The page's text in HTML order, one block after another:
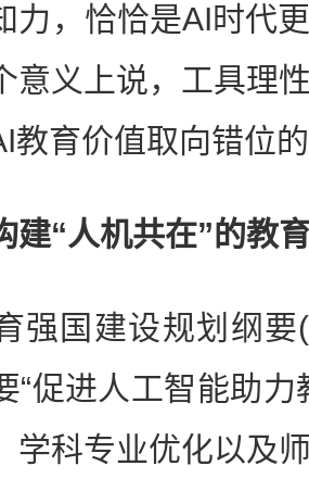
力，恰恰是AI时代
意义上说，工具理
教育价值取向错位
“人机共在”的教
国建设规划纲要
“促进人工智能助力
学科专业优化以及